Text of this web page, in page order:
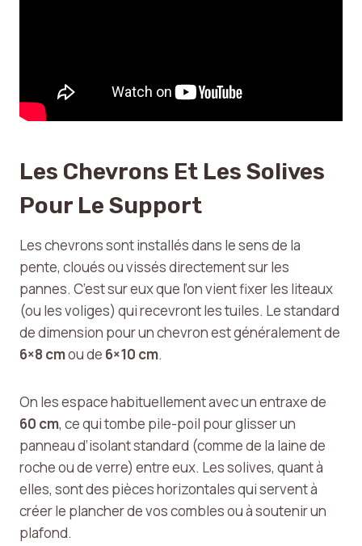
Les Chevrons Et Les Solives
Pour Le Support
Les chevrons sont installés dans le sens de la
pente, cloués ou vissés directement sur les
pannes. C’est sur eux que l’on vient fixer les liteaux
(ou les voliges) qui recevront les tuiles. Le standard
de dimension pour un chevron est généralement de
6×8 cmou de 6×10 cm.
On les espace habituellement avec un entraxe de
60 cm, ce qui tombe pile-poil pour glisser un
panneau d’isolant standard (comme de la laine de
roche ou de verre) entre eux. Les solives, quant à
elles, sont des pièces horizontales qui servent à
créer le plancher de vos combles ou à soutenir un
plafond.